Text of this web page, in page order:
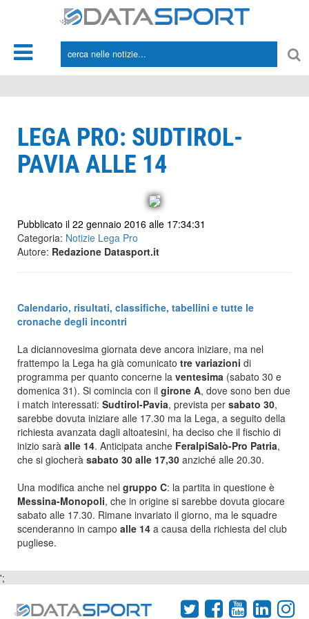
LEGA PRO: SUDTIROL-
PAVIA ALLE 14
Pubblicato il 22 gennaio 2016 alle 17:34:31
Categoria: Notizie Lega Pro
Autore: Redazione Datasport.it
Calendario, risultati, classifiche, tabellini e tutte le
cronache degli incontri
La diciannovesima giornata deve ancora iniziare, ma nel
frattempo la Lega ha già comunicato tre variazioni di
programma per quanto concerne la ventesima (sabato 30 e
domenica 31). Si comincia con il girone A, dove sono ben due
i match interessati: Sudtirol-Pavia, prevista per sabato 30,
sarebbe dovuta iniziare alle 17.30 ma la Lega, a seguito della
richiesta avanzata dagli altoatesini, ha deciso che il fischio di
inizio sarà alle 14. Anticipata anche FeralpiSalò-Pro Patria,
che si giocherà sabato 30 alle 17,30 anziché alle 20.30.
Una modifica anche nel gruppo C: la partita in questione è
Messina-Monopoli, che in origine si sarebbe dovuta giocare
sabato alle 17.30. Rimane invariato il giorno, ma le squadre
scenderanno in campo alle 14 a causa della richiesta del club
pugliese.
';